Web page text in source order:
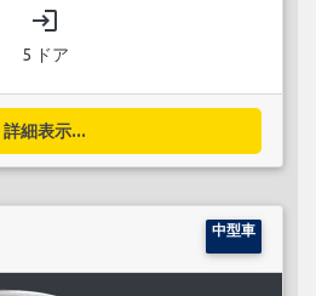
login
5 ドア
詳細表示...
中型車